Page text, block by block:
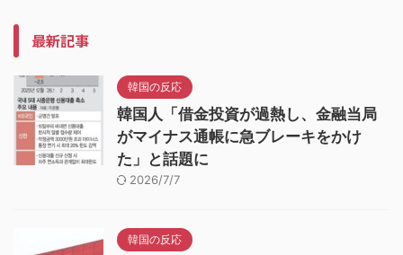
最新記事
韓国の反応
韓国人「借金投資が過熱し、金融当局
がマイナス通帳に急ブレーキをかけ
た」と話題に
2026/7/7
韓国の反応